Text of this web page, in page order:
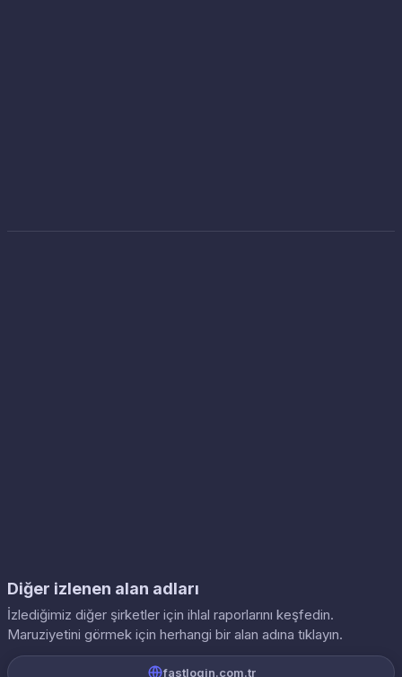
Diğer izlenen alan adları
İzlediğimiz diğer şirketler için ihlal raporlarını keşfedin.
Maruziyetini görmek için herhangi bir alan adına tıklayın.
fastlogin.com.tr